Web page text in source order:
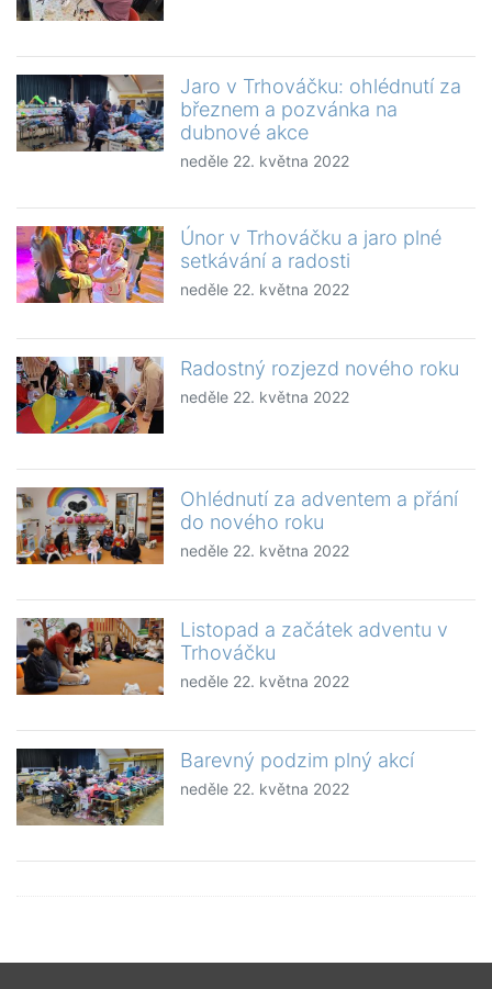
Jaro v Trhováčku: ohlédnutí za
březnem a pozvánka na
dubnové akce
neděle 22. května 2022
Únor v Trhováčku a jaro plné
setkávání a radosti
neděle 22. května 2022
Radostný rozjezd nového roku
neděle 22. května 2022
Ohlédnutí za adventem a přání
do nového roku
neděle 22. května 2022
Listopad a začátek adventu v
Trhováčku
neděle 22. května 2022
Barevný podzim plný akcí
neděle 22. května 2022